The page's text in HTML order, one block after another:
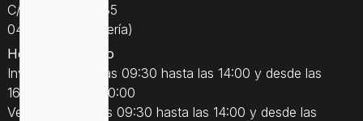
C/Natalio Rivas 35
04770 Adra (Almería)
Horario ordinario
Invierno: desde las 09:30 hasta las 14:00 y desde las
16:30 hasta las 20:00
Verano: desde las 09:30 hasta las 14:00 y desde las